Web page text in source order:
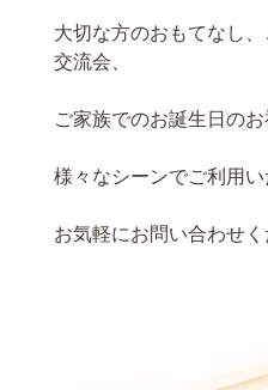
大切な方のおもてなし、
交流会、
ご家族でのお誕生日のお
様々なシーンでご利用
お気軽にお問い合わせく